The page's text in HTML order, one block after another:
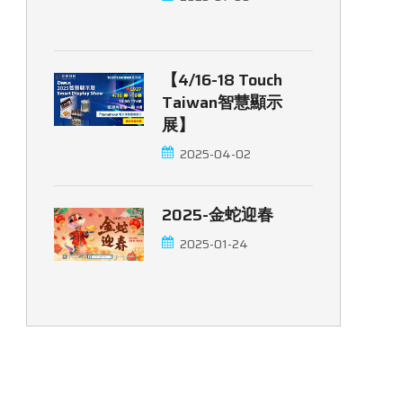
【4/16-18 Touch
Taiwan智慧顯示
展】
2025-04-02
2025-金蛇迎春
2025-01-24